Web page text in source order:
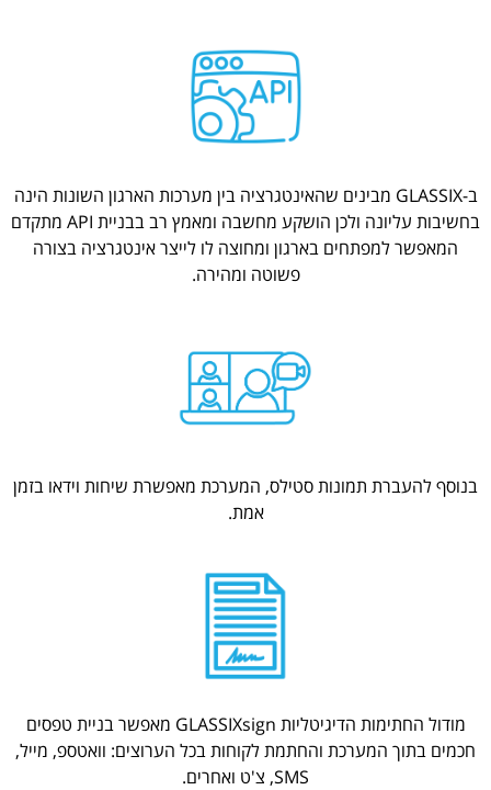
ב-GLASSIX מבינים שהאינטגרציה בין מערכות הארגון השונות הינה
בחשיבות עליונה ולכן הושקע מחשבה ומאמץ רב בבניית API מתקדם
המאפשר למפתחים בארגון ומחוצה לו לייצר אינטגרציה בצורה
פשוטה ומהירה.
בנוסף להעברת תמונות סטילס, המערכת מאפשרת שיחות וידאו בזמן
אמת.
מודול החתימות הדיגיטליות GLASSIXsign מאפשר בניית טפסים
חכמים בתוך המערכת והחתמת לקוחות בכל הערוצים: וואטספ, מייל,
SMS, צ'ט ואחרים.